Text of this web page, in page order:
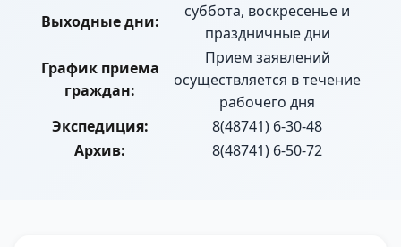
Выходные дни:
суббота, воскресенье и
праздничные дни
График приема
граждан:
Прием заявлений
осуществляется в течение
рабочего дня
Экспедиция:
8(48741) 6-30-48
Архив:
8(48741) 6-50-72